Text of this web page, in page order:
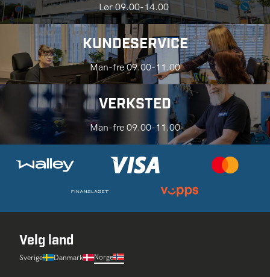
Lør 09.00-14.00
KUNDESERVICE
Man-fre 09.00-11.00
VERKSTED
Man-fre 09.00-11.00
Velg land
Sverige Danmark Norge